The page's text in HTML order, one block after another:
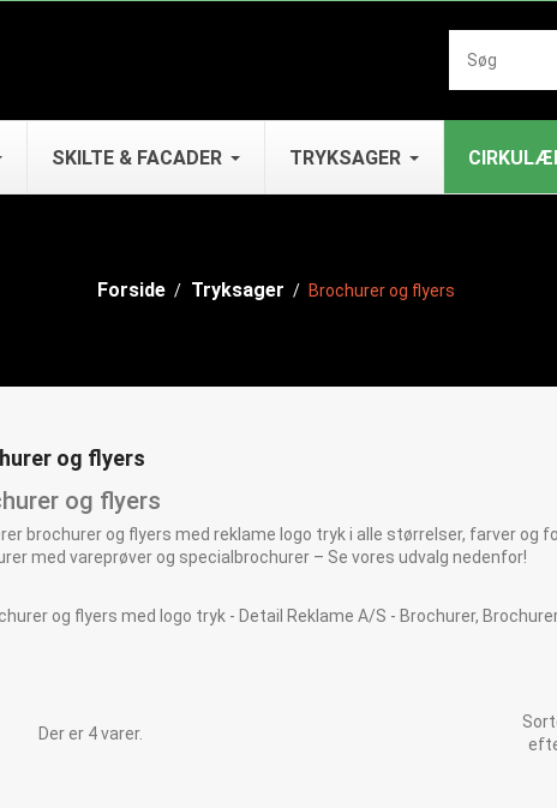
SKILTE & FACADER TRYKSAGER
Forside Tryksager Brochurer og flyers
og flyers
og flyers
brochurer og flyers med reklame logo tryk i alle størrelser, farver og
med vareprøver og specialbrochurer – Se vores udvalg nedenfor!
Der er 4 varer.